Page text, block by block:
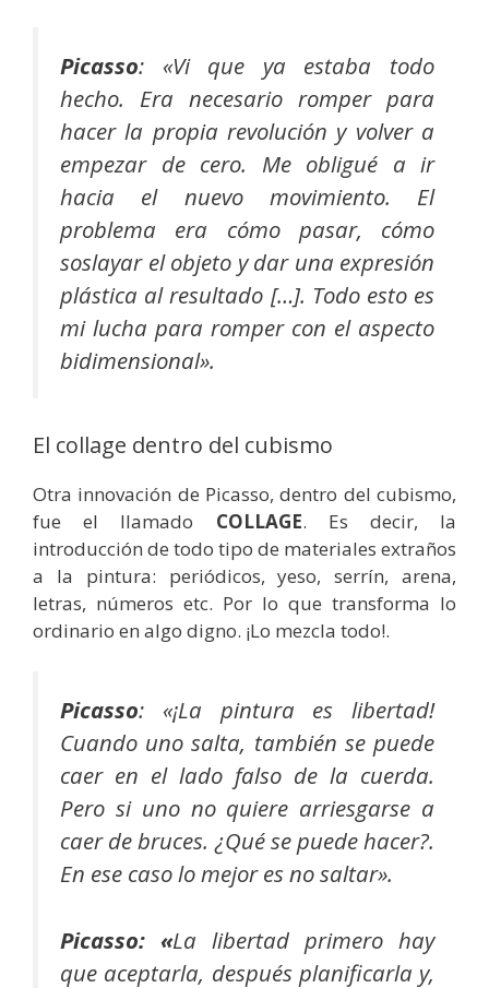
Picasso: «Vi que ya estaba todo
hecho. Era necesario romper para
hacer la propia revolución y volver a
empezar de cero. Me obligué a ir
hacia el nuevo movimiento. El
problema era cómo pasar, cómo
soslayar el objeto y dar una expresión
plástica al resultado […]. Todo esto es
mi lucha para romper con el aspecto
bidimensional».
El collage dentro del cubismo
Otra innovación de Picasso, dentro del cubismo,
fue el llamado COLLAGE. Es decir, la
introducción de todo tipo de materiales extraños
a la pintura: periódicos, yeso, serrín, arena,
letras, números etc. Por lo que transforma lo
ordinario en algo digno. ¡Lo mezcla todo!.
Picasso: «¡La pintura es libertad!
Cuando uno salta, también se puede
caer en el lado falso de la cuerda.
Pero si uno no quiere arriesgarse a
caer de bruces. ¿Qué se puede hacer?.
En ese caso lo mejor es no saltar».
Picasso: «La libertad primero hay
que aceptarla, después planificarla y,